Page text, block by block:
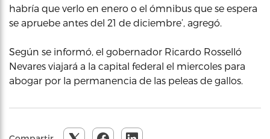
habría que verlo en enero o el ómnibus que se espera
se apruebe antes del 21 de diciembre’, agregó.
Según se informó, el gobernador Ricardo Rosselló
Nevares viajará a la capital federal el miercoles para
abogar por la permanencia de las peleas de gallos.